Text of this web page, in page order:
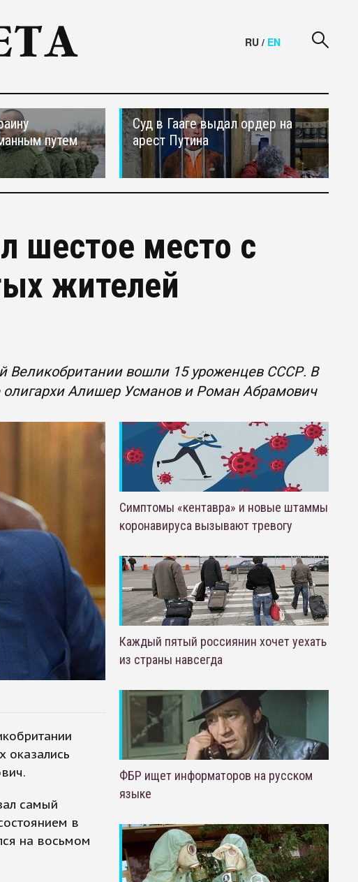
RU / EN
путем
Суд в Гааге выдал ордер на
арест Путина
шестое место с
жителей
Великобритании вошли 15 уроженцев СССР. В
олигархи Алишер Усманов и Роман Абрамович
оказались
самый
в
на восьмом
Симптомы «кентавра» и новые штаммы
коронавируса вызывают тревогу
Каждый пятый россиянин хочет уехать
из страны навсегда
ФБР ищет информаторов на русском
языке